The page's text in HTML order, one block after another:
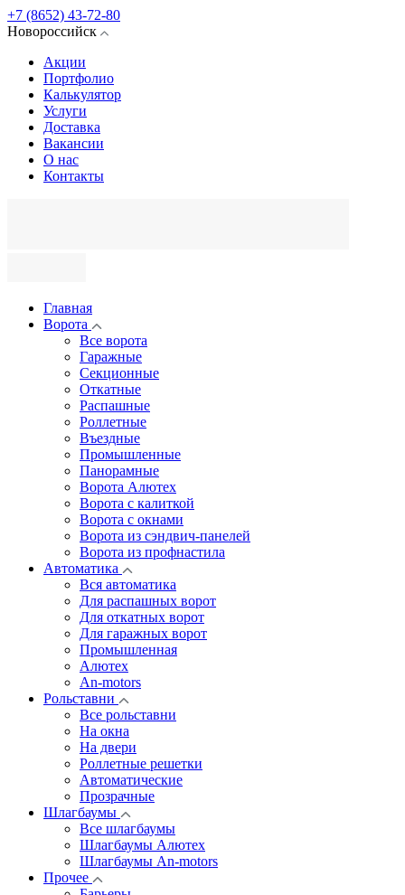
+7 (8652) 43-72-80
Новороссийск
Акции
Портфолио
Калькулятор
Услуги
Доставка
Вакансии
О нас
Контакты
Главная
Ворота
Все ворота
Гаражные
Секционные
Откатные
Распашные
Роллетные
Въездные
Промышленные
Панорамные
Ворота Алютех
Ворота с калиткой
Ворота c окнами
Ворота из сэндвич-панелей
Ворота из профнастила
Автоматика
Вся автоматика
Для распашных ворот
Для откатных ворот
Для гаражных ворот
Промышленная
Алютех
An-motors
Рольставни
Все рольставни
На окна
На двери
Роллетные решетки
Автоматические
Прозрачные
Шлагбаумы
Все шлагбаумы
Шлагбаумы Алютех
Шлагбаумы An-motors
Прочее